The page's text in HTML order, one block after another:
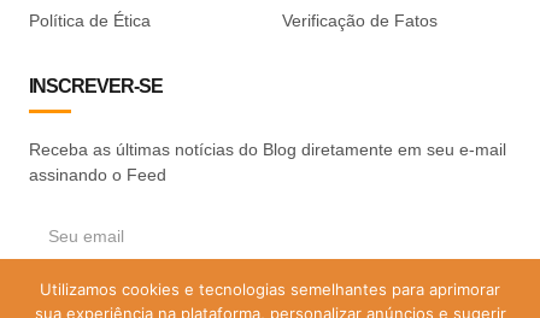
Política de Ética Verificação de Fatos
INSCREVER-SE
Receba as últimas notícias do Blog diretamente em seu e-mail
assinando o Feed
ASSINAR
Utilizamos cookies e tecnologias semelhantes para aprimorar
sua experiência na plataforma, personalizar anúncios e sugerir